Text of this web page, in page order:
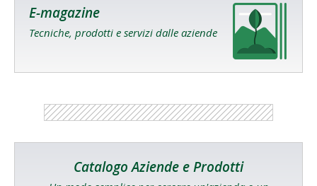
E-magazine
Tecniche, prodotti e servizi dalle aziende
Catalogo Aziende e Prodotti